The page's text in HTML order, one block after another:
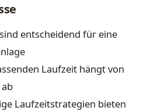
entscheidend für eine
Laufzeit hängt von
Laufzeitstrategien bieten